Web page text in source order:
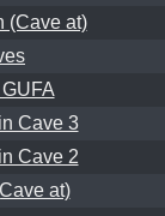
(Cave at)
Cave 3
Cave 2
at)